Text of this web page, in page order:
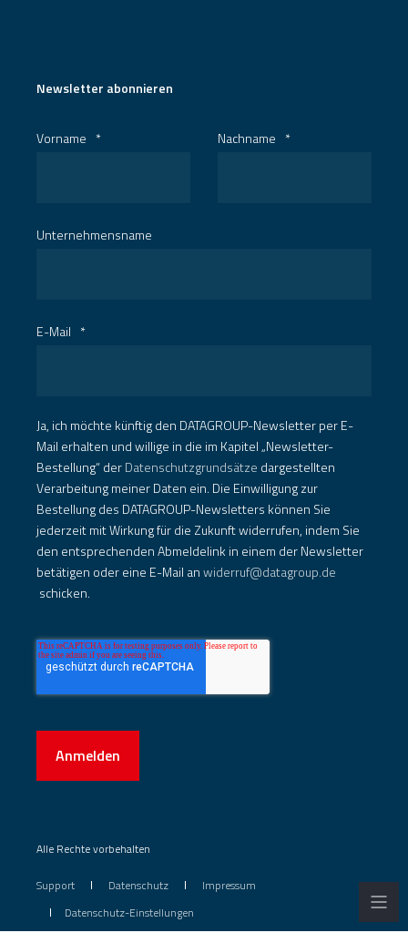
Newsletter abonnieren
Vorname * Nachname *
Unternehmensname
E-Mail *
Ja, ich möchte künftig den DATAGROUP-Newsletter per E-
Mail erhalten und willige in die im Kapitel „Newsletter-
Bestellung“ derDatenschutzgrundsätze dargestellten
Verarbeitung meiner Daten ein. Die Einwilligung zur
Bestellung des DATAGROUP-Newsletters können Sie
jederzeit mit Wirkung für die Zukunft widerrufen, indem Sie
den entsprechenden Abmeldelink in einem der Newsletter
betätigen oder eine E-Mail anwiderruf@datagroup.de
schicken.
Anmelden
Alle Rechte vorbehalten
Support Datenschutz
Impressum
Datenschutz-Einstellungen